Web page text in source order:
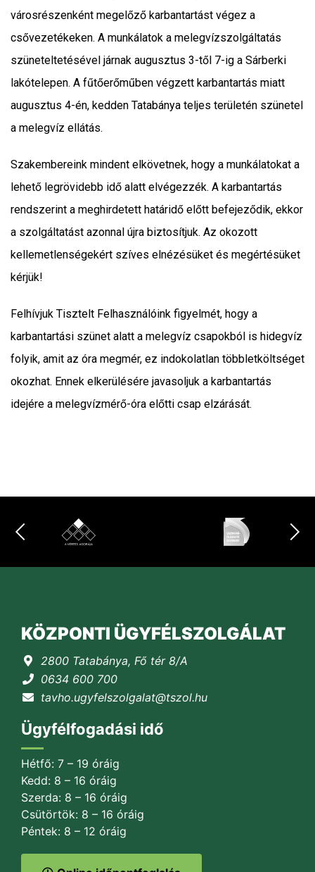
városrészenként megelőző karbantartást végez a
csővezetékeken. A munkálatok a melegvízszolgáltatás
szüneteltetésével járnak augusztus 3-től 7-ig a Sárberki
lakótelepen. A fűtőerőműben végzett karbantartás miatt
augusztus 4-én, kedden Tatabánya teljes területén szünetel
a melegvíz ellátás.
Szakembereink mindent elkövetnek, hogy a munkálatokat a
lehető legrövidebb idő alatt elvégezzék. A karbantartás
rendszerint a meghirdetett határidő előtt befejeződik, ekkor
a szolgáltatást azonnal újra biztosítjuk. Az okozott
kellemetlenségekért szíves elnézésüket és megértésüket
kérjük!
Felhívjuk Tisztelt Felhasználóink figyelmét, hogy a
karbantartási szünet alatt a melegvíz csapokból is hidegvíz
folyik, amit az óra megmér, ez indokolatlan többletköltséget
okozhat. Ennek elkerülésére javasoljuk a karbantartás
idejére a melegvízmérő-óra előtti csap elzárását.
KÖZPONTI ÜGYFÉLSZOLGÁLAT
2800 Tatabánya, Fő tér 8/A
0634 600 700
tavho.ugyfelszolgalat@tszol.hu
Ügyfélfogadási idő
Hétfő: 7 – 19 óráig
Kedd: 8 – 16 óráig
Szerda: 8 – 16 óráig
Csütörtök: 8 – 16 óráig
Péntek: 8 – 12 óráig